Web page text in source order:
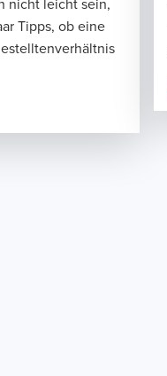
nicht leicht sein,
Tipps, ob eine